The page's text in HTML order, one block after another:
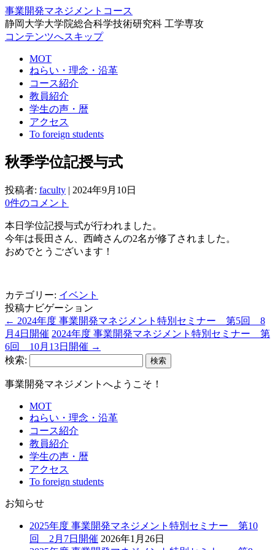
事業開発マネジメントコース
静岡大学大学院総合科学技術研究科 工学専攻
コンテンツへスキップ
MOT
ねらい・理念・沿革
コース紹介
教員紹介
学生の声・暦
アクセス
To foreign students
秋季学位記授与式
投稿者: faculty | 2024年9月10日
0件のコメント
本日学位記授与式が行われました。
今年は長田さん、西崎さんの2名が修了されました。
おめでとうございます！
カテゴリー: イベント
投稿ナビゲーション
← 2024年度 事業開発マネジメント特別セミナー 第5回 8
月4日開催 2024年度 事業開発マネジメント特別セミナー 第
6回 10月13日開催 →
検索:
事業開発マネジメントへようこそ！
MOT
ねらい・理念・沿革
コース紹介
教員紹介
学生の声・暦
アクセス
To foreign students
お知らせ
2025年度 事業開発マネジメント特別セミナー 第10
回 2月7日開催 2026年1月26日